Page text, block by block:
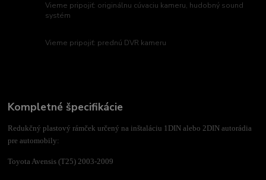
Vieme pripojiť: originálnu cúvaciu kameru, hudobný sound
systém
Vieme pripojiť: prednú DVR kameru
Kompletné špecifikácie
Redukčný plastový rámček určený na inštaláciu 1DIN alebo 2DIN autorádia
pre automobily:
Toyota Avensis (T25) 2003-2009